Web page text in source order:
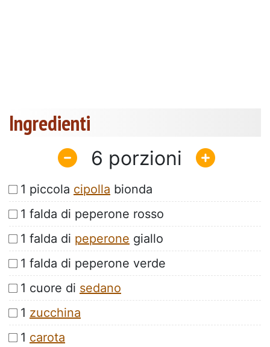
Ingredienti
6
1 piccola cipolla bionda
1 falda di peperone rosso
1 falda di peperone giallo
1 falda di peperone verde
1 cuore di sedano
1 zucchina
1 carota